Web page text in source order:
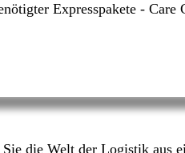
Expresspakete -
die Welt der Logistik aus